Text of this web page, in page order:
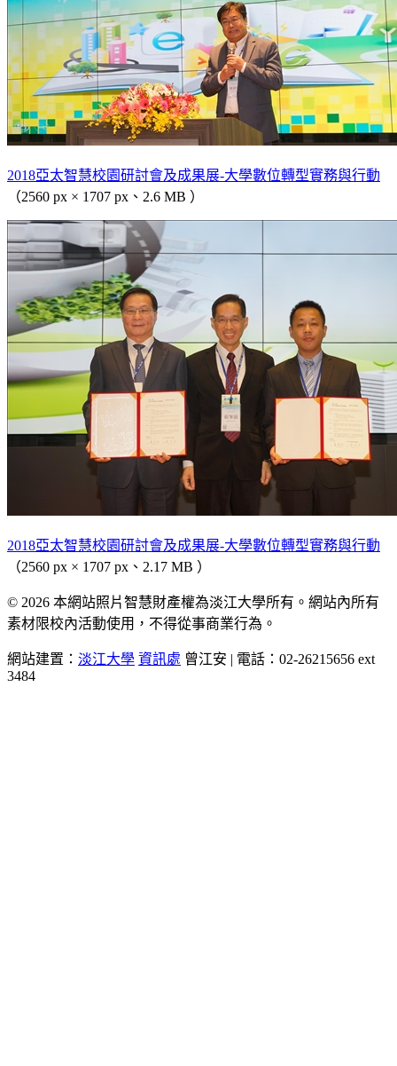
2018亞太智慧校園研討會及成果展-大學數位轉型實務與行動
（2560 px × 1707 px、2.6 MB ）
2018亞太智慧校園研討會及成果展-大學數位轉型實務與行動
（2560 px × 1707 px、2.17 MB ）
© 2026 本網站照片智慧財產權為淡江大學所有。網站內所有
素材限校內活動使用，不得從事商業行為。
網站建置： 淡江大學 資訊處 曾江安 | 電話：02-26215656 ext
3484